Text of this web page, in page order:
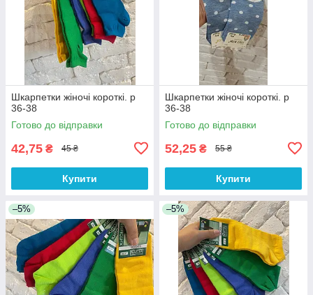
Шкарпетки жіночі короткі. р
36-38
Готово до відправки
42,75 ₴ 45 ₴
Купити
Шкарпетки жіночі короткі. р
36-38
Готово до відправки
52,25 ₴ 55 ₴
Купити
–5% –5%